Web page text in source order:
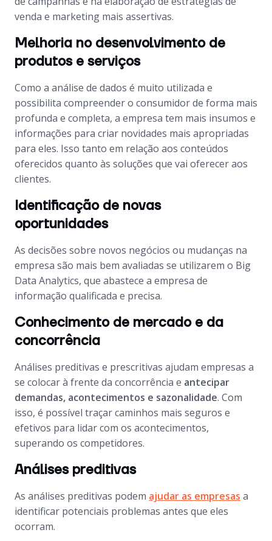
venda e marketing mais assertivas.
Melhoria no desenvolvimento de
produtos e serviços
Como a análise de dados é muito utilizada e
possibilita compreender o consumidor de forma mais
profunda e completa, a empresa tem mais insumos e
informações para criar novidades mais apropriadas
para eles. Isso tanto em relação aos conteúdos
oferecidos quanto às soluções que vai oferecer aos
clientes.
Identificação de novas
oportunidades
As decisões sobre novos negócios ou mudanças na
empresa são mais bem avaliadas se utilizarem o Big
Data Analytics, que abastece a empresa de
informação qualificada e precisa.
Conhecimento de mercado e da
concorrência
Análises preditivas e prescritivas ajudam empresas a
se colocar à frente da concorrência e antecipar
demandas, acontecimentos e sazonalidade. Com
isso, é possível traçar caminhos mais seguros e
efetivos para lidar com os acontecimentos,
superando os competidores.
Análises preditivas
As análises preditivas podem ajudar as empresas a
identificar potenciais problemas antes que eles
ocorram.